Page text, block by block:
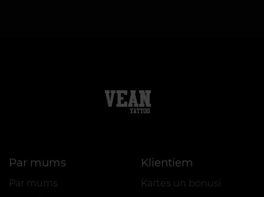
Par mums
Par mums
Klientiem
Kartes un bonusi